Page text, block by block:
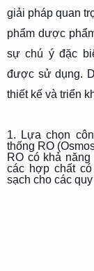
giải pháp quan
phẩm dược
sự chú ý đặc
được sử dụng.
thiết kế và triển
1. Lựa chọn
thống RO
RO có khả
các hợp chất
sạch cho các
cải thiện hiệu